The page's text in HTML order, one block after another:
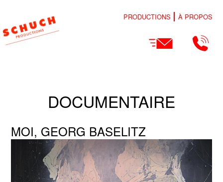
PRODUCTIONS À PROPOS
DOCUMENTAIRE
MOI, GEORG BASELITZ